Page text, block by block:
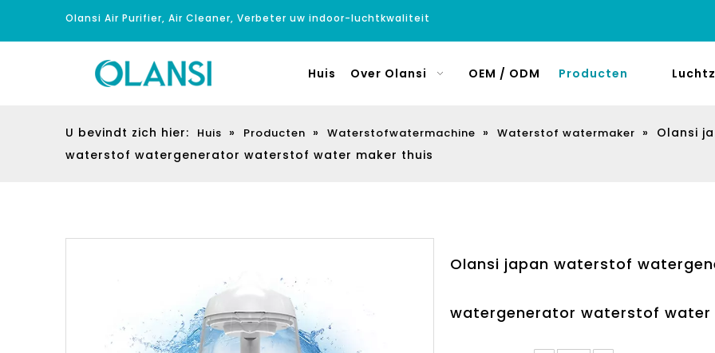
Olansi Air Purifier, Air Cleaner, Verbeter uw indoor-luchtkwaliteit
Huis Over Olansi OEM / ODM Producten
U bevindt zich hier: Huis » Producten » Waterstofwatermachine » Waterstof watermaker »
Olansi
waterstof watergenerator waterstof water maker thuis
Olansi japan waterstof
watergenerator waterstof